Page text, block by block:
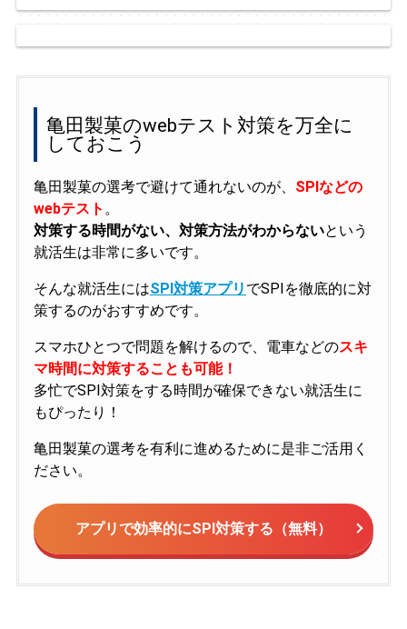
亀田製菓のwebテスト対策を万全に
しておこう
亀田製菓の選考で避けて通れないのが、 SPIなどの
webテスト 。
対策する時間がない、対策方法がわからないという
就活生は非常に多いです。
そんな就活生にはSPI対策アプリ でSPIを徹底的に対
策するのがおすすめです。
スマホひとつで問題を解けるので、電車などのスキ
マ時間に対策することも可能！
多忙でSPI対策をする時間が確保できない就活生に
もぴったり！
亀田製菓の選考を有利に進めるために是非ご活用く
ださい。
アプリで効率的にSPI対策する（無料）